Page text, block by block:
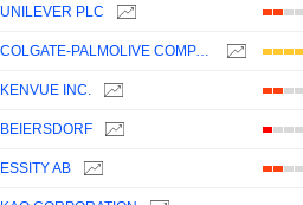
UNILEVER PLC
COLGATE-PALMOLIVE COMPANY
KENVUE INC.
BEIERSDORF
ESSITY AB